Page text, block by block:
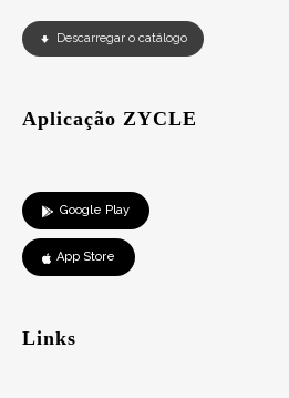
Descarregar o catálogo
Aplicação ZYCLE
Google Play
App Store
Links